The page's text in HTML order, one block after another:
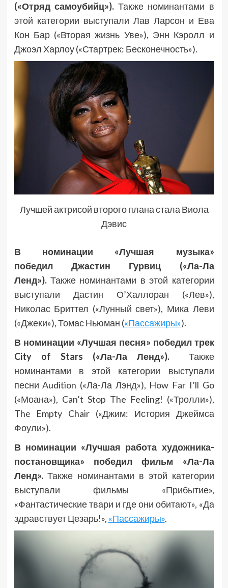
(«Отряд самоубийц»). Также номинантами в
этой категории выступали Лав Ларсон и Ева
Кон Бар («Вторая жизнь Уве»), Энн Кэролл и
Джоэл Харлоу («Стартрек: Бесконечность»).
Лучшей актрисой второго плана стала Виола
Дэвис
В номинации «Лучшая музыка»
победил Джастин Гурвиц («Ла-Ла
Ленд»). Также номинантами в этой категории
выступали Дастин О’Халлоран («Лев»),
Николас Бриттел («Лунный свет»), Мика Леви
(«Джеки»), Томас Ньюман («Пассажиры»).
В номинации «Лучшая песня» победил трек
City of Stars («Ла-Ла Ленд»).
Также
номинантами в этой категории выступали
песни Audition («Ла-Ла Лэнд»), How Far I’ll Go
(«Моана»), Can’t Stop The Feeling! («Тролли»),
The Empty Chair («Джим: История Джеймса
Фоули»).
В номинации «Лучшая работа художника-
постановщика» победил фильм «Ла-Ла
Ленд».Также номинантами в этой категории
выступали фильмы «Прибытие»,
«Фантастические твари и где они обитают», «Да
здравствует Цезарь!», «Пассажиры».